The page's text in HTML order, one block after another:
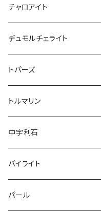
チャロアイト
デュモルチェライト
トパーズ
トルマリン
中宇利石
パイライト
パール